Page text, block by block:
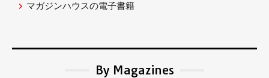
マガジンハウスの電子書籍
By Magazines